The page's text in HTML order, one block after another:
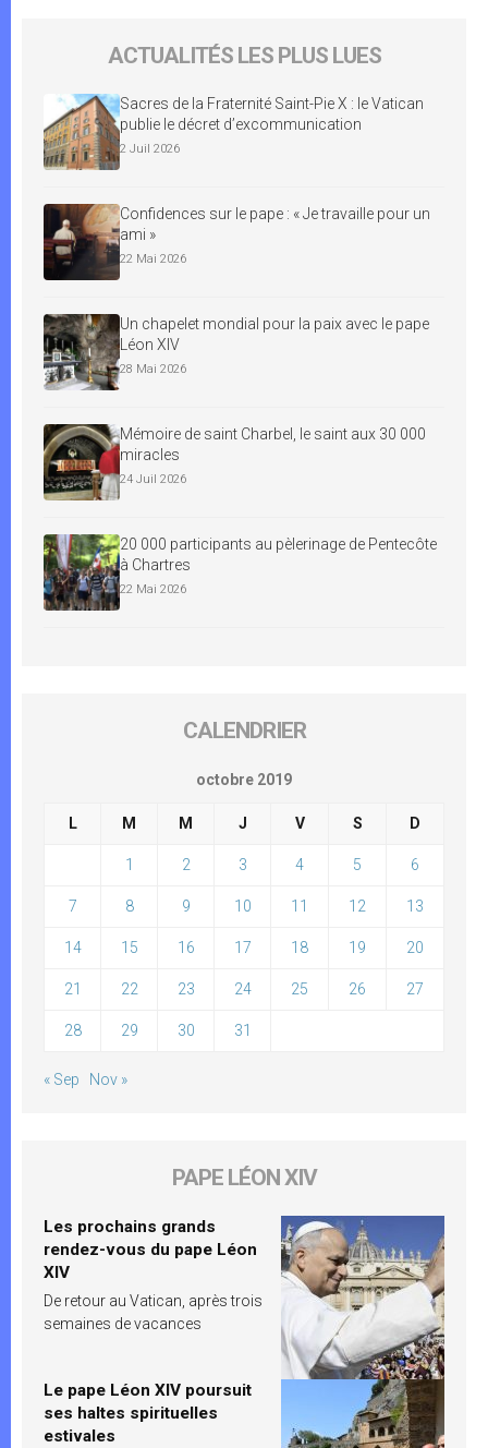
ACTUALITÉS LES PLUS LUES
Sacres de la Fraternité Saint-Pie X : le Vatican
publie le décret d’excommunication
2 Juil 2026
Confidences sur le pape : « Je travaille pour un
ami »
22 Mai 2026
Un chapelet mondial pour la paix avec le pape
Léon XIV
28 Mai 2026
Mémoire de saint Charbel, le saint aux 30 000
miracles
24 Juil 2026
20 000 participants au pèlerinage de Pentecôte
à Chartres
22 Mai 2026
CALENDRIER
octobre 2019
L M M J V S D
1 2 3 4 5 6
7 8 9 10 11 12 13
14 15 16 17 18 19 20
21 22 23 24 25 26 27
28 29 30 31
« Sep Nov »
PAPE LÉON XIV
Les prochains grands
rendez-vous du pape Léon
XIV
De retour au Vatican, après trois
semaines de vacances
Le pape Léon XIV poursuit
ses haltes spirituelles
estivales